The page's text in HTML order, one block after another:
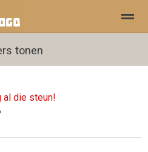
tonen
al die steun!